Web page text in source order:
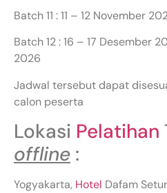
Batch 11 : 11 – 12 November
Batch 12 : 16 – 17 Desember
2026
Jadwal tersebut dapat
calon peserta
Lokasi Pelatihan
offline :
Yogyakarta, Hotel Dafam